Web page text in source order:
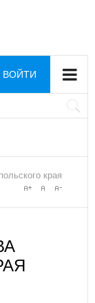
ВОЙТИ
края